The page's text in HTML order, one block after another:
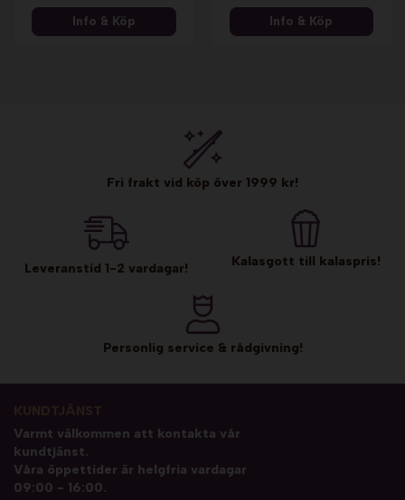
Info & Köp Info & Köp
Fri frakt vid köp över 1999 kr!
Leveranstid 1-2 vardagar! Kalasgott till kalaspris!
Personlig service & rådgivning!
Varmt välkommen att kontakta vår
kundtjänst.
Våra öppettider är helgfria vardagar
09:00 - 16:00.